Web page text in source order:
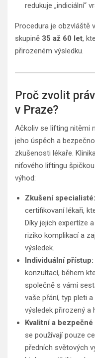
redukuje „indiciální“
Procedura je obzvláště
skupině 35 až 60 let,
přirozeném výsledku.
Proč zvolit
v Praze?
Ačkoliv se lifting nitěmi
jeho úspěch a
zkušenosti lékaře.
niťového liftingu
výhod:
Zkušení specialisté:
certifikovaní lékaři,
Díky jejich expertíze
riziko komplikací a
výsledek.
Individuální přístup:
konzultací, během
společně s vámi
vaše přání, typ pleti
výsledek přirozený a
Kvalitní a
se používají pouze
předních světových